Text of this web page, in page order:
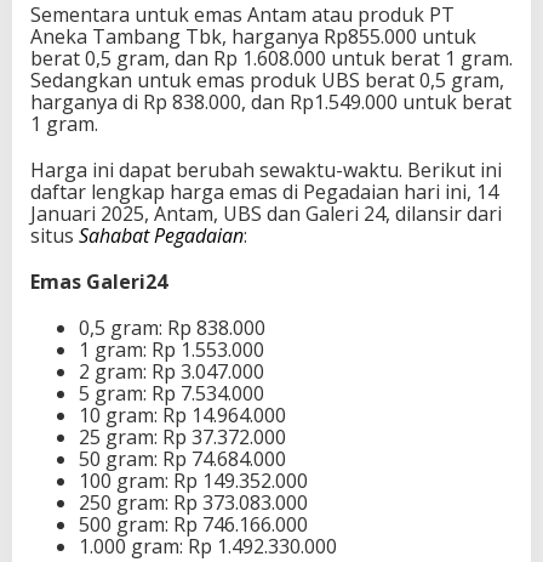
Sementara untuk emas Antam atau produk PT
Aneka Tambang Tbk, harganya Rp855.000 untuk
berat 0,5 gram, dan Rp 1.608.000 untuk berat 1 gram.
Sedangkan untuk emas produk UBS berat 0,5 gram,
harganya di Rp 838.000, dan Rp1.549.000 untuk berat
1 gram.
Harga ini dapat berubah sewaktu-waktu. Berikut ini
daftar lengkap harga emas di Pegadaian hari ini, 14
Januari 2025, Antam, UBS dan Galeri 24, dilansir dari
situs Sahabat Pegadaian:
Emas Galeri24
0,5 gram: Rp 838.000
1 gram: Rp 1.553.000
2 gram: Rp 3.047.000
5 gram: Rp 7.534.000
10 gram: Rp 14.964.000
25 gram: Rp 37.372.000
50 gram: Rp 74.684.000
100 gram: Rp 149.352.000
250 gram: Rp 373.083.000
500 gram: Rp 746.166.000
1.000 gram: Rp 1.492.330.000